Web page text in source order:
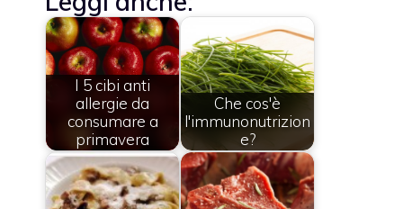
I 5 cibi anti
allergie da
consumare a
primavera
Che cos'è
l'immunonutrizion
e?